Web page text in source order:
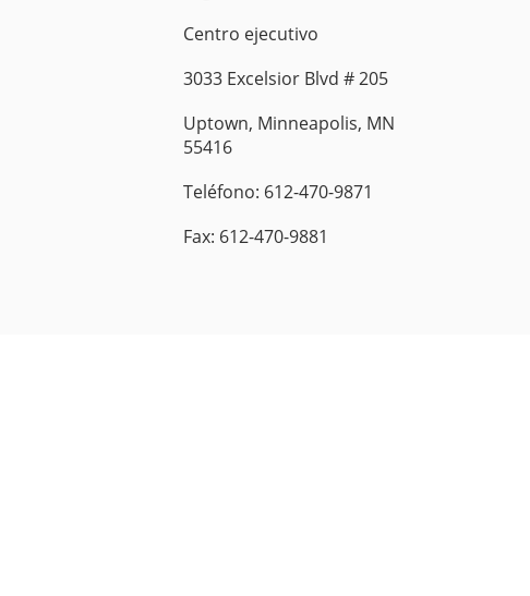
Centro ejecutivo
3033 Excelsior Blvd # 205
Uptown, Minneapolis, MN
55416
Teléfono: 612-470-9871
Fax: 612-470-9881